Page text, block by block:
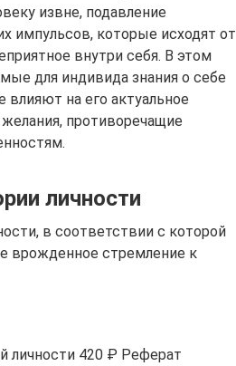
извне, подавление
импульсов, которые исходят от
внутри себя. В этом
для индивида знания о себе
влияют на его актуальное
противоречащие
личности
в соответствии с которой
врожденное стремление к
личности 420 ₽ Реферат